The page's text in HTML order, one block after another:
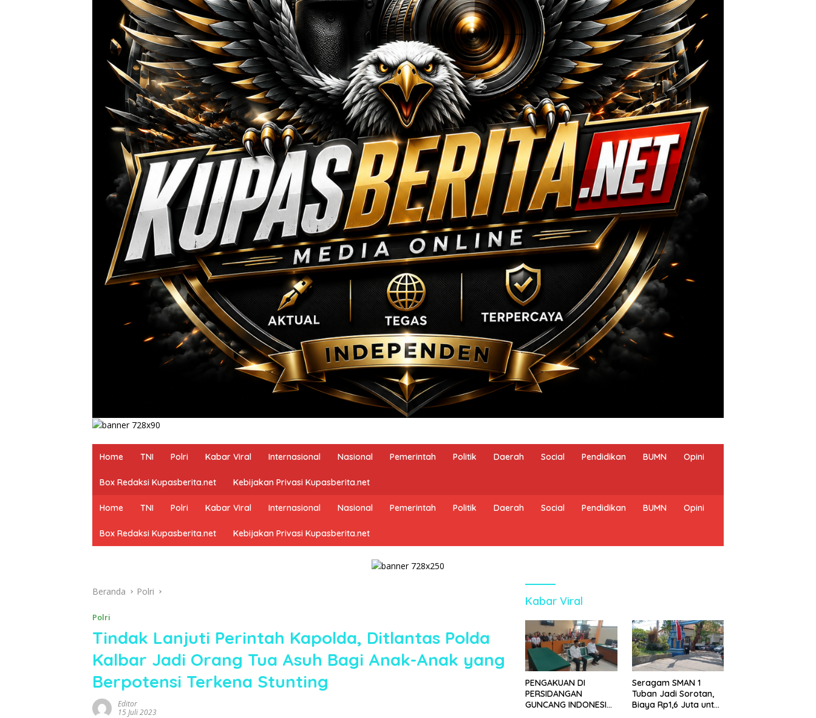
Home TNI Polri Kabar Viral Internasional Nasional Pemerintah Politik Daerah Social Pendidikan BUMN Opini
Box Redaksi Kupasberita.net Kebijakan Privasi Kupasberita.net
Home TNI Polri Kabar Viral Internasional Nasional Pemerintah Politik Daerah Social Pendidikan BUMN Opini
Box Redaksi Kupasberita.net Kebijakan Privasi Kupasberita.net
Beranda Polri
Polri
Tindak Lanjuti Perintah Kapolda, Ditlantas Polda
Kalbar Jadi Orang Tua Asuh Bagi Anak-Anak yang
Berpotensi Terkena Stunting
Editor
15 Juli 2023
Kabar Viral
PENGAKUAN DI
PERSIDANGAN
GUNCANG INDONESIA!
Seragam SMAN 1
Tuban Jadi Sorotan,
Biaya Rp1,6 Juta untuk